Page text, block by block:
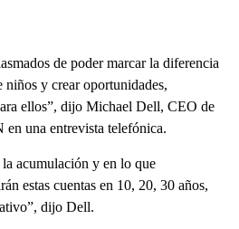
de poder marcar la diferencia
y crear oportunidades,
ellos”, dijo Michael Dell, CEO de
una entrevista telefónica.
acumulación y en lo que
estas cuentas en 10, 20, 30 años,
dijo Dell.